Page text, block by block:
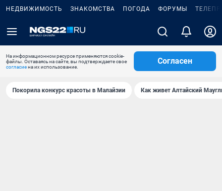
НЕДВИЖИМОСТЬ ЗНАКОМСТВА ПОГОДА ФОРУМЫ
На информационном ресурсе применяются cookie-
файлы. Оставаясь на сайте, вы подтверждаете свое
согласиена их использование.
Согласен
Покорила конкурс красоты в Малайзии Как живет Алтайский